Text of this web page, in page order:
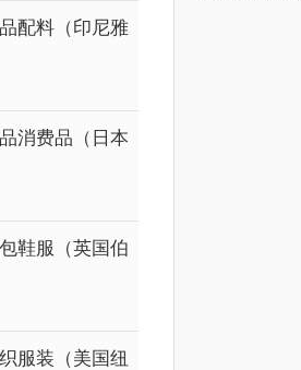
配料（印尼雅
消费品（日本
鞋服（英国伯
服装（美国纽